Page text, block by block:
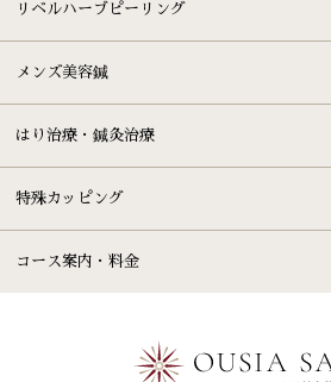
リベルハーブピーリング
メンズ美容鍼
はり治療・鍼灸治療
特殊カッピング
コース案内・料金